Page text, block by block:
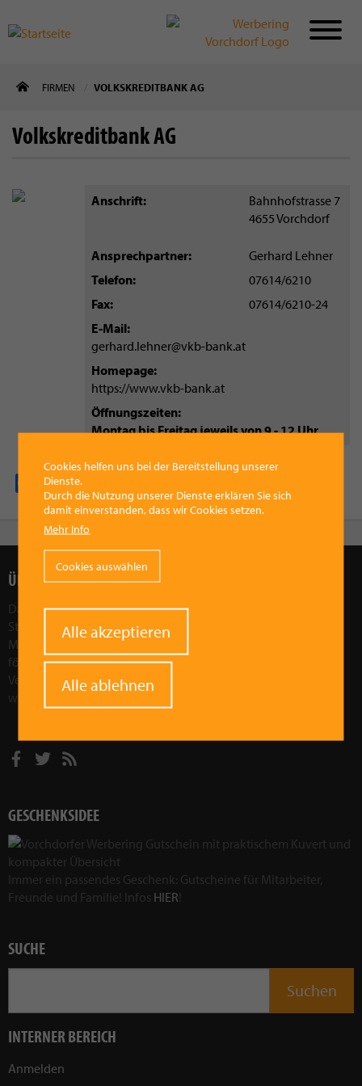
zum
FIRMEN VOLKSKREDITBANK AG
Volkskreditbank AG
Anschrift
Bahnhofstrasse 7
4655Vorchdorf
Ansprechpartner
Gerhard Lehner
Telefon
07614/6210
Fax
07614/6210-24
E-Mail
gerhard.lehner@vkb-bank.at
Homepage
https://www.vkb-bank.at
Öffnungszeiten
Montag bis Freitag jeweils von 9 - 12 Uhr
Facebook
Pinterest
ÜBER UNS
Das Ziel des Vorchdorfer Werberings ist, die wirtschaftliche
Stärkung der Region Vorchdorf. Wir wollen die Attraktivität der
Marktgemeinde Vorchdorf als Wirtschaftsfaktor in der Region
fördern und stärken. Durch gezielte Aktionen und
Veranstaltungen wollen wir Vorchdorf sozial, kulturell und
wirtschaftlich weiterentwickeln.
GESCHENKSIDEE
Immer ein passendes Geschenk: Gutscheine für Mitarbeiter,
Freunde und Familie! Infos HIER!
SUCHE
INTERNER BEREICH
Anmelden
Cookies helfen uns bei der Bereitstellung unserer
Dienste.
Durch die Nutzung unserer Dienste erklären Sie sich
damit einverstanden, dass wir Cookies setzen.
Mehr Info
Cookies auswählen
Alle akzeptieren
Alle ablehnen